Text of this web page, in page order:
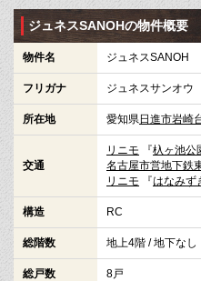
ジュネスSANOHの物件概要
物件名 ジュネスSANOH
フリガナ ジュネスサンオウ
所在地 愛知県 日進市岩崎
交通
リニモ 『杁ヶ池公
名古屋市営地下鉄
リニモ 『はなみず
構造 RC
総階数 地上4階 / 地下なし
総戸数 8戸